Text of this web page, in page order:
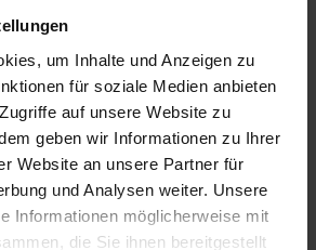
um Inhalte und Anzeigen zu
für soziale Medien anbieten
auf unsere Website zu
geben wir Informationen zu Ihrer
Website an unsere Partner für
und Analysen weiter. Unsere
Informationen möglicherweise mit
die Sie ihnen bereitgestellt
Ihr
erstellen zu können, benötigen
Berater eine Reihe von
Dazu gehört beispielsweise die
Ihre